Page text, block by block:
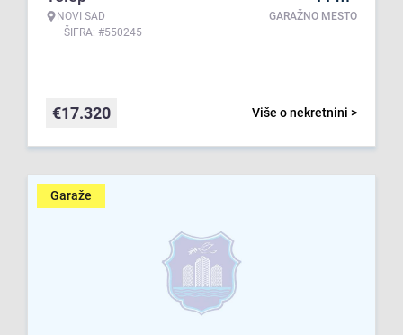
NOVI SAD
ŠIFRA: #550245
GARAŽNO MESTO
Više o nekretnini >
€17.320
Garaže